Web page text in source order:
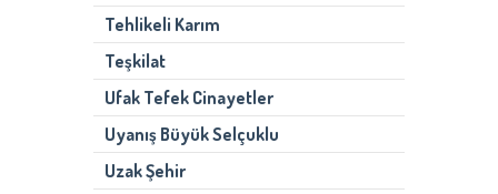
Tehlikeli Karım
Teşkilat
Ufak Tefek Cinayetler
Uyanış Büyük Selçuklu
Uzak Şehir